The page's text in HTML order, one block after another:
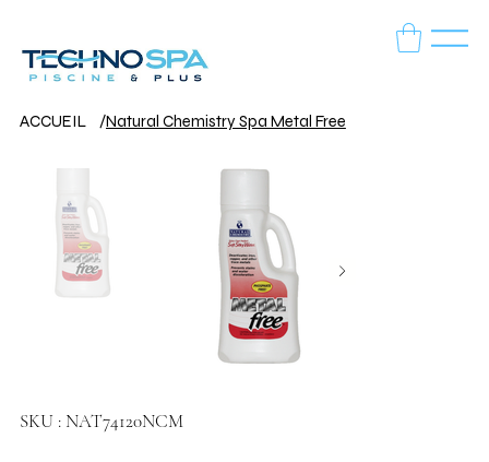
ACCUEIL /Natural Chemistry Spa Metal Free
SKU : SKU
NAT74120NCM
NAT74120NCM